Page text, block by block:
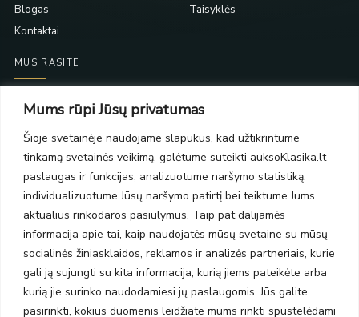
Mums rūpi Jūsų privatumas
Šioje svetainėje naudojame slapukus, kad užtikrintume
tinkamą svetainės veikimą, galėtume suteikti auksoKlasika.lt
paslaugas ir funkcijas, analizuotume naršymo statistiką,
individualizuotume Jūsų naršymo patirtį bei teiktume Jums
aktualius rinkodaros pasiūlymus. Taip pat dalijamės
informacija apie tai, kaip naudojatės mūsų svetaine su mūsų
socialinės žiniasklaidos, reklamos ir analizės partneriais, kurie
gali ją sujungti su kita informacija, kurią jiems pateikėte arba
kurią jie surinko naudodamiesi jų paslaugomis. Jūs galite
pasirinkti, kokius duomenis leidžiate mums rinkti spustelėdami
Blogas
Kontaktai
Taisyklės
MUS RASITE
Taikos pr. 139
PC Molas, Klaipėda
Taikos pr. 141
PC BIG 2, Klaipėda
Šilutės pl. 35
PC Banginis, Klaipėda
NAUJIENLAIŠKIS
Prenumeruokite ir gaukite pasiūlymus, naujienas bei riboto
leidimo kolekcijas.